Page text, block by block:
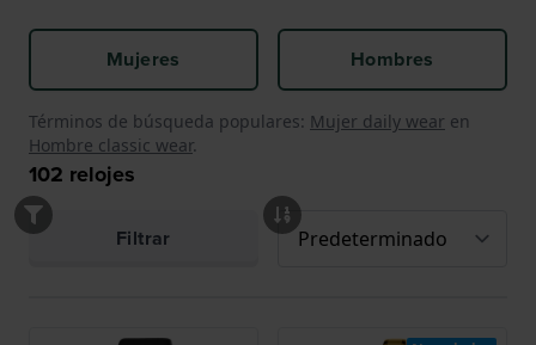
Mujeres Hombres
Términos de búsqueda populares: Mujer daily wear en
Hombre classic wear.
102 relojes
Filtrar